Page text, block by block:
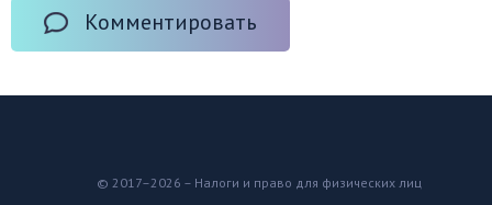
Комментировать
© 2017–2026 – Налоги и право для физических лиц